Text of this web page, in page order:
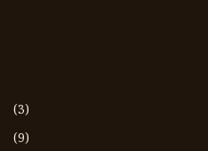
(3)
(9)